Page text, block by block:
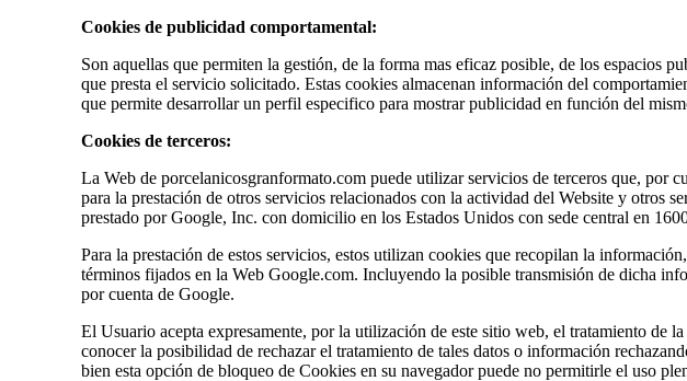
Cookies de publicidad comportamental:
Son aquellas que permiten la gestión, de la forma mas eficaz posible, de los espacios
que presta el servicio solicitado. Estas cookies almacenan información del
que permite desarrollar un perfil especifico para mostrar publicidad en función del
Cookies de terceros:
La Web de porcelanicosgranformato.com puede utilizar servicios de terceros que, por
para la prestación de otros servicios relacionados con la actividad del Website y
prestado por Google, Inc. con domicilio en los Estados Unidos con sede central en
Para la prestación de estos servicios, estos utilizan cookies que recopilan la
términos fijados en la Web Google.com. Incluyendo la posible transmisión de dicha
por cuenta de Google.
El Usuario acepta expresamente, por la utilización de este sitio web, el tratamiento de
conocer la posibilidad de rechazar el tratamiento de tales datos o información
bien esta opción de bloqueo de Cookies en su navegador puede no permitirle el uso